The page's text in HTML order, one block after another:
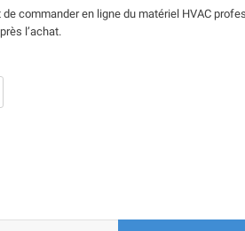
commander en ligne du matériel HVAC
l’achat.